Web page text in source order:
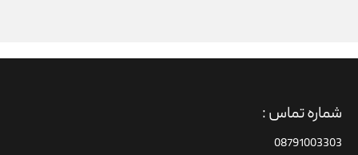
شماره تماس :
08791003303